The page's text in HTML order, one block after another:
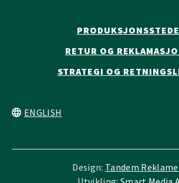
RETUR OG
STRATEGI OG
ENGLISH
Design: Tandem Reklame